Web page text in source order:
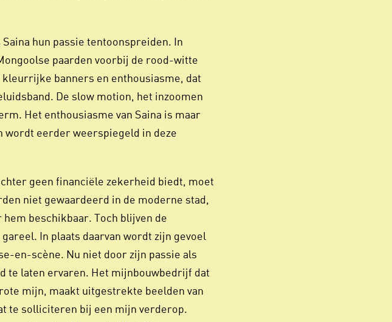
hun passie tentoonspreiden. In
paarden voorbij de rood-witte
banners en enthousiasme, dat
De slow motion, het inzoomen
Het enthousiasme van Saina is maar
wordt eerder weerspiegeld in deze
geen financiële zekerheid biedt, moet
niet gewaardeerd in de moderne stad,
beschikbaar. Toch blijven de
In plaats daarvan wordt zijn gevoel
en-scène. Nu niet door zijn passie als
te laten ervaren. Het mijnbouwbedrijf dat
mijn, maakt uitgestrekte beelden van
te solliciteren bij een mijn verderop.